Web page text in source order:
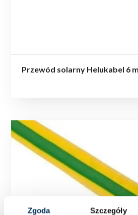
Zgoda Szczegóły
Przewód solarny Helukabel 6